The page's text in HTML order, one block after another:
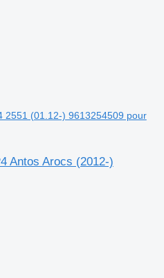
2551 (01.12-) 9613254509 pour
Antos Arocs (2012-)